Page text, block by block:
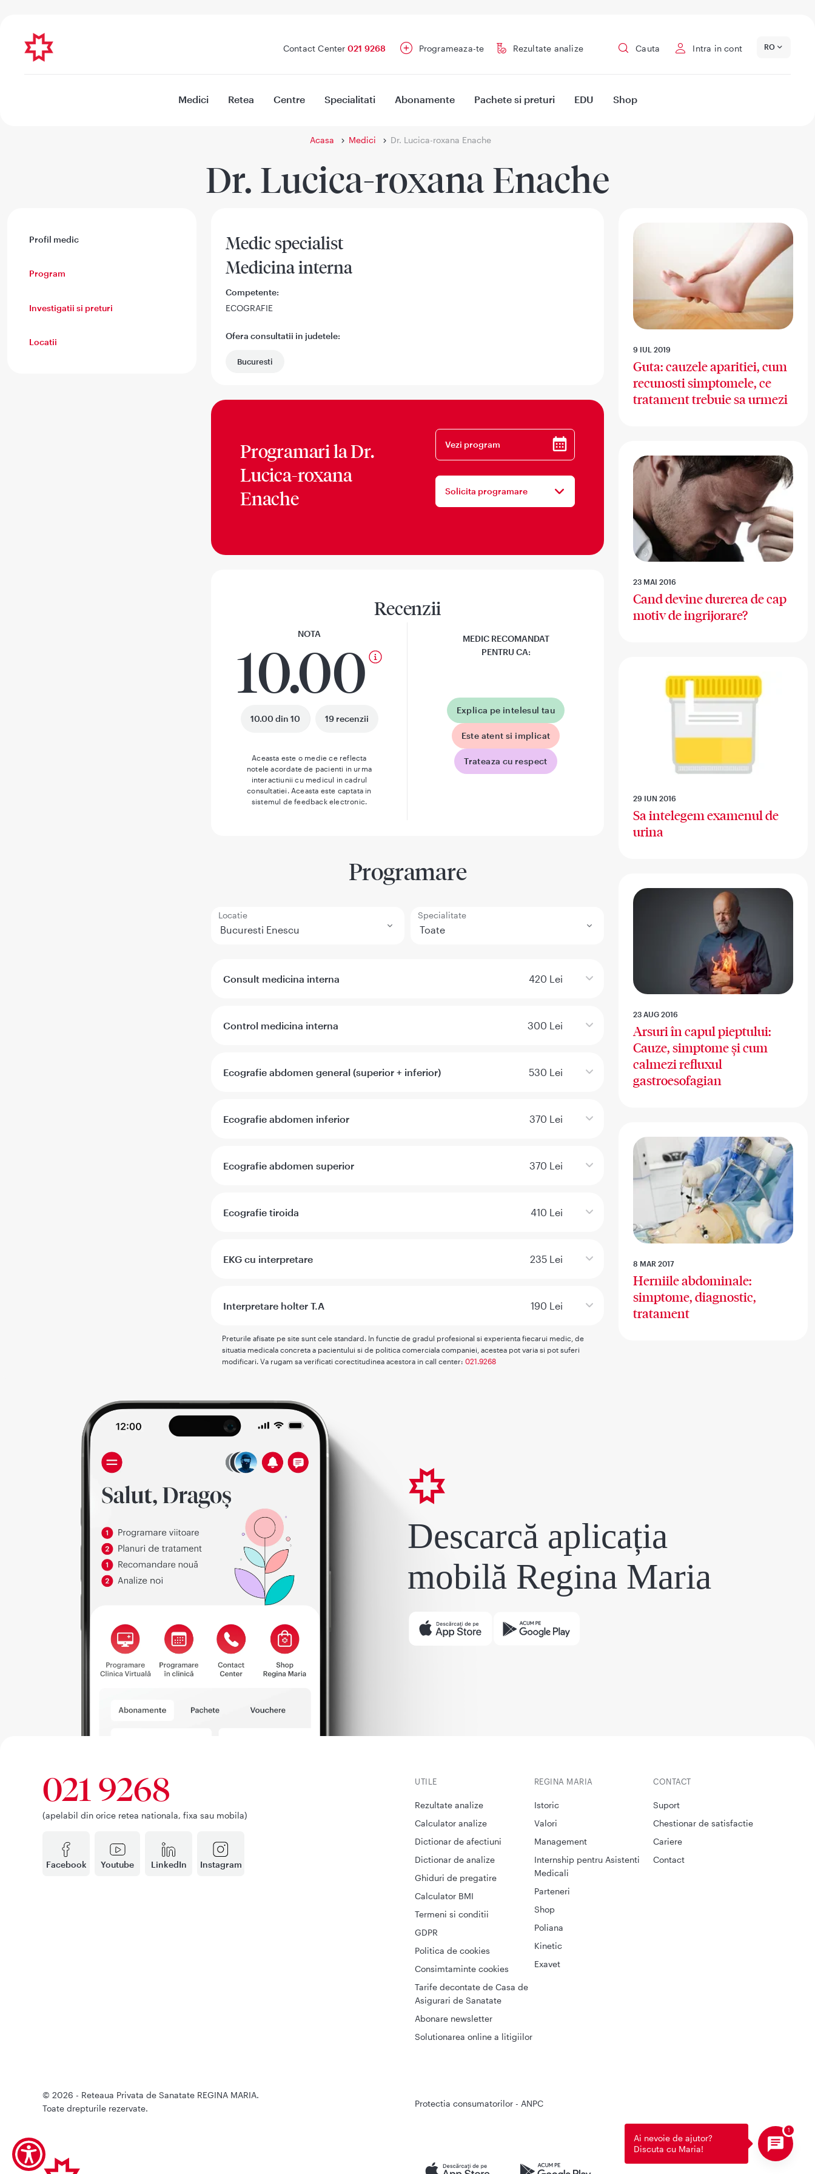
Contact Center 021 9268 Programeaza-te Rezultate analize Cauta Intra in cont RO
Medici Retea Centre Specialitati Abonamente Pachete si preturi EDU Shop
Acasa Medici Dr. Lucica-roxana Enache
Dr. Lucica-roxana Enache
Profil medic
Program
Investigatii si preturi
Locatii
Medic specialist
Medicina interna
Competente:
ECOGRAFIE
Ofera consultatii in judetele:
Bucuresti
Programari laDr.
Lucica-roxana
Enache
Vezi program
Solicita programare
Recenzii
NOTA
10.00
10.00 din 10 19 recenzii
Aceasta este o medie ce reflecta
notele acordate de pacienti in urma
interactiunii cu medicul in cadrul
consultatiei. Aceasta este captata in
sistemul de feedback electronic.
MEDIC RECOMANDAT
PENTRU CA:
Explica pe intelesul tau
Este atent si implicat
Trateaza cu respect
Programare
Locatie Specialitate
Consult medicina interna 420 Lei
Control medicina interna 300 Lei
Ecografie abdomen general (superior + inferior) 530 Lei
Ecografie abdomen inferior 370 Lei
Ecografie abdomen superior 370 Lei
Ecografie tiroida 410 Lei
EKG cu interpretare 235 Lei
Interpretare holter T.A 190 Lei
Preturile afisate pe site sunt cele standard. In functie de gradul profesional si experienta fiecarui medic, de
situatia medicala concreta a pacientului si de politica comerciala companiei, acestea pot varia si pot suferi
modificari. Va rugam sa verificati corectitudinea acestora in call center: 021.9268
9 IUL 2019
Guta: cauzele aparitiei, cum
recunosti simptomele, ce
tratament trebuie sa urmezi
23 MAI 2016
Cand devine durerea de cap
motiv de ingrijorare?
29 IUN 2016
Sa intelegem examenul de
urina
23 AUG 2016
Arsuri în capul pieptului:
Cauze, simptome și cum
calmezi refluxul
gastroesofagian
8 MAR 2017
Herniile abdominale:
simptome, diagnostic,
tratament
Descarcă aplicația
mobilă Regina Maria
Facebook Youtube LinkedIn Instagram
021 9268
(apelabil din orice retea nationala, fixa sau mobila)
UTILE
Rezultate analize
Calculator analize
Dictionar de afectiuni
Dictionar de analize
Ghiduri de pregatire
Calculator BMI
Termeni si conditii
GDPR
Politica de cookies
Consimtaminte cookies
Tarife decontate de Casa de
Asigurari de Sanatate
Abonare newsletter
Solutionarea online a litigiilor
CONTACT
Suport
Chestionar de satisfactie
Cariere
Contact
REGINA MARIA
Istoric
Valori
Management
Internship pentru Asistenti
Medicali
Parteneri
Shop
Poliana
Kinetic
Exavet
Protectia consumatorilor - ANPC
© 2026 - Reteaua Privata de Sanatate REGINA MARIA.
Toate drepturile rezervate.
Ai nevoie de ajutor?
Discuta cu Maria!